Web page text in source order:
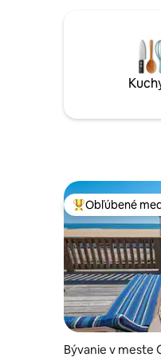
Najobľúbenejšie
Obľúbené
Bývanie v meste